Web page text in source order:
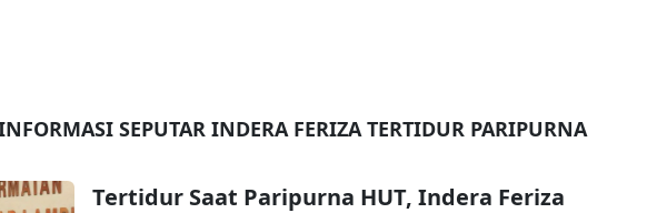
SEPUTAR INDERA FERIZA TERTIDUR PARIPURNA
Tertidur Saat Paripurna HUT, Indera Feriza